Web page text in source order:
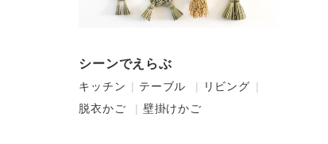
シーンでえらぶ
キッチン テーブル
リビング
脱衣かご
壁掛けかご